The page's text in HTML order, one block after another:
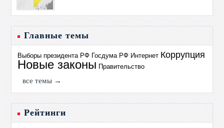
Главные темы
Выборы президента РФ Госдума РФ Интернет Коррупция
Новые законы Правительство
все темы →
Рейтинги